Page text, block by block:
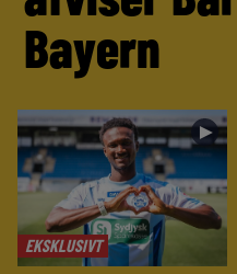
Bayern
EKSKLUSIVT
►